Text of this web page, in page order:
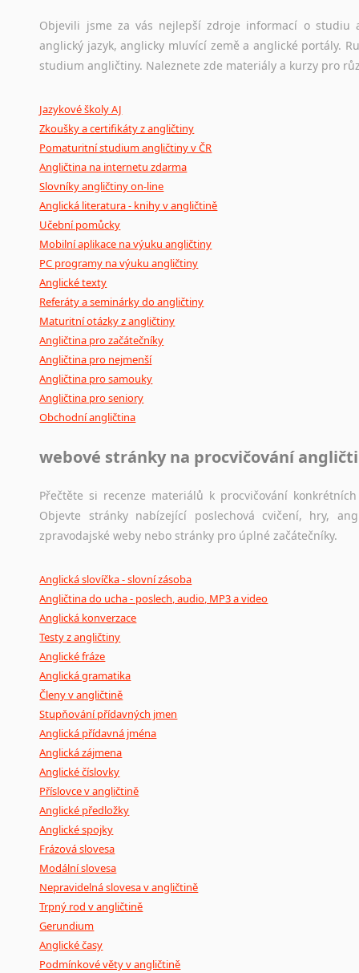
původního zdroje textu.
Ostatní pomůcky pro překladatele
poradny a pravidla
Objevili jsme za vás nejlepší zdroje informací o studiu
anglický jazyk, anglicky mluvící země a anglické portály.
studium angličtiny. Naleznete zde materiály a kurzy pro
Jazykové školy AJ
Zkoušky a certifikáty z angličtiny
Pomaturitní studium angličtiny v ČR
Angličtina na internetu zdarma
Slovníky angličtiny on-line
Anglická literatura - knihy v angličtině
Učební pomůcky
Mobilní aplikace na výuku angličtiny
PC programy na výuku angličtiny
Anglické texty
Referáty a seminárky do angličtiny
Maturitní otázky z angličtiny
Angličtina pro začátečníky
Angličtina pro nejmenší
Angličtina pro samouky
Angličtina pro seniory
Obchodní angličtina
webové stránky na procvičování
Přečtěte si recenze materiálů k procvičování
Objevte stránky nabízející poslechová cvičení, hry,
zpravodajské weby nebo stránky pro úplné začátečníky.
Anglická slovíčka - slovní zásoba
Angličtina do ucha - poslech, audio, MP3 a video
Anglická konverzace
Testy z angličtiny
Anglické fráze
Anglická gramatika
Členy v angličtině
Stupňování přídavných jmen
Anglická přídavná jména
Anglická zájmena
Anglické číslovky
Příslovce v angličtině
Anglické předložky
Anglické spojky
Frázová slovesa
Modální slovesa
Nepravidelná slovesa v angličtině
Trpný rod v angličtině
Gerundium
Anglické časy
Podmínkové věty v angličtině